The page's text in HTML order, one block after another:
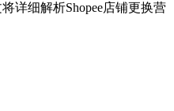
详细解析Shopee店铺更换营